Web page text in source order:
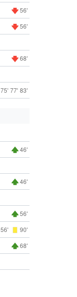
56'
56'
68'
75' 77' 83'
46'
46'
56'
56' 90'
68'